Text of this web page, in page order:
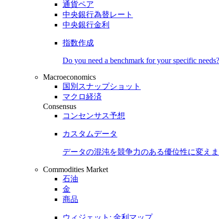
通貨ペア
中央銀行為替レート
中央銀行金利
指数作成
Do you need a benchmark for your specific needs?
Macroeconomics
国別スナップショット
マクロ経済
Consensus
コンセンサス予想
カスタムデータ
データの混沌を競争力のある優位性に変え
Commodities Market
石油
金
商品
ウィジェット: 金利マップ